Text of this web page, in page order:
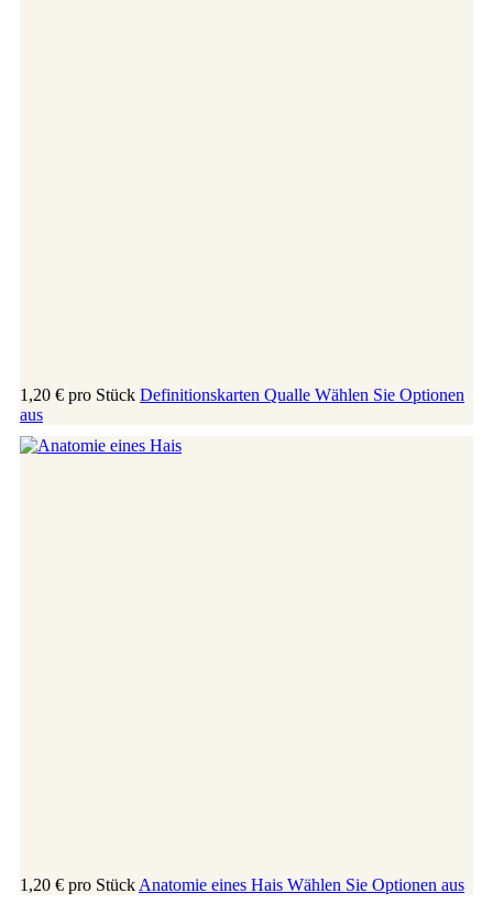
1,20 € pro Stück Definitionskarten Qualle Wählen Sie Optionen
aus
1,20 € pro Stück Anatomie eines Hais Wählen Sie Optionen aus